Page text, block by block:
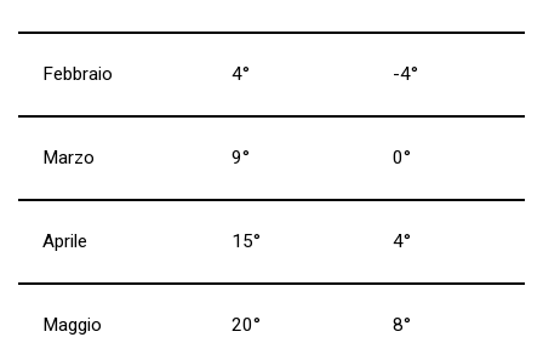
Febbraio 4° -4°
Marzo 9° 0°
Aprile 15° 4°
Maggio 20° 8°